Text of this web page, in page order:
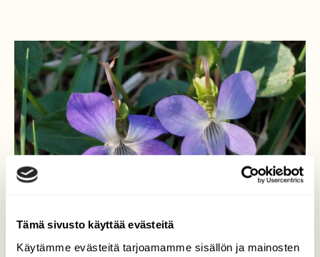
Tämä sivusto käyttää evästeitä
Käytämme evästeitä tarjoamamme sisällön ja mainosten